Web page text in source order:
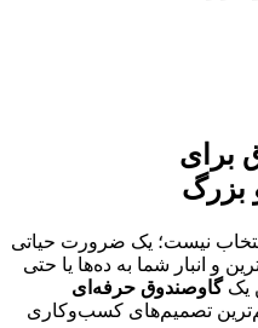
برای
بزرگ
نیست؛ یک ضرورت حیاتی
و انبار شما به ده‌ها یا حتی
یکگاوصندوق حرفه‌ای
تصمیم‌های کسب‌وکاری